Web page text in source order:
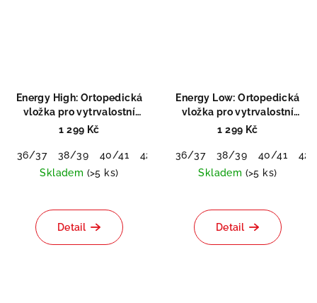
Energy High: Ortopedická
vložka pro vytrvalostní
sporty
1 299 Kč
36/37 38/39 40/41 42/43 44/45
46/48
Skladem (>5 ks)
Detail
Energy Low: Ortopedická
vložka pro vytrvalostní
sporty
1 299 Kč
36/37 38/39 40/41
42/
Skladem (>5 ks)
Detail